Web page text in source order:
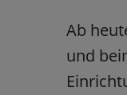
Ab
und